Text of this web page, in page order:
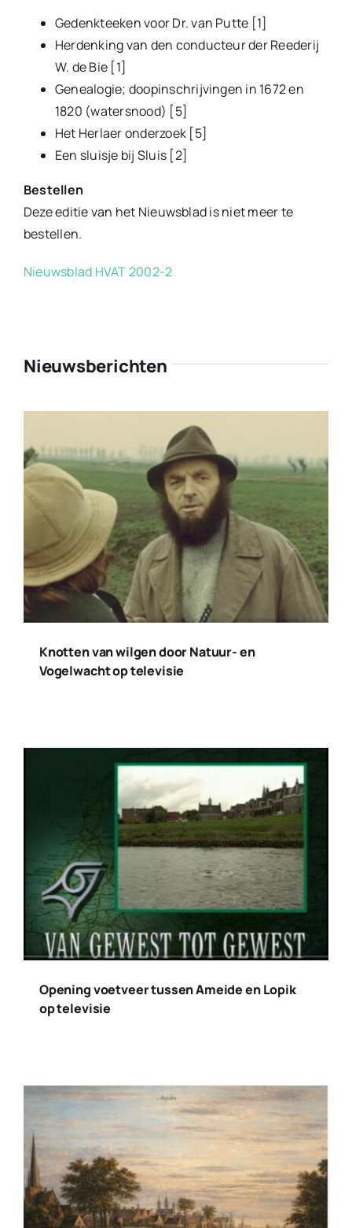
Gedenkteeken voor Dr. van Putte [1]
Herdenking van den conducteur der Reederij
W. de Bie [1]
Genealogie; doopinschrijvingen in 1672 en
1820 (watersnood) [5]
Het Herlaer onderzoek [5]
Een sluisje bij Sluis [2]
Bestellen
Deze editie van het Nieuwsblad is niet meer te
bestellen.
Nieuwsblad HVAT 2002-2
Nieuwsberichten
Knotten van wilgen door Natuur- en
Vogelwacht op televisie
Opening voetveer tussen Ameide en Lopik
op televisie